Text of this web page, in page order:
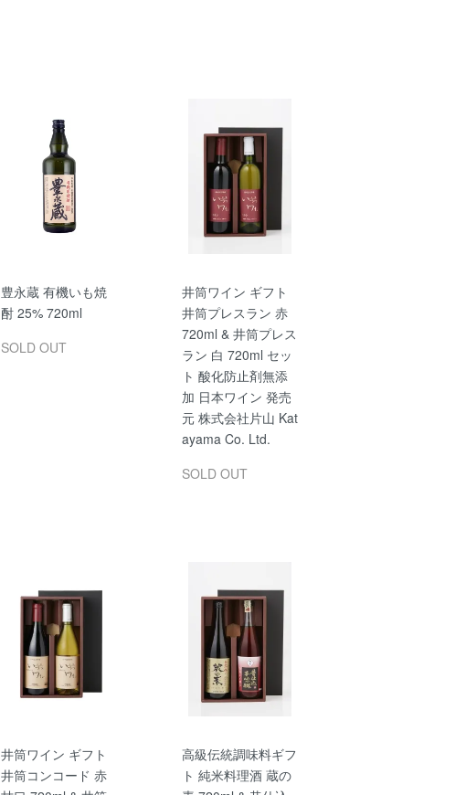
豊永蔵 有機いも焼
酎 25% 720ml
SOLD OUT
井筒ワイン ギフト
井筒プレスラン 赤
720ml & 井筒プレス
ラン 白 720ml セッ
ト 酸化防止剤無添
加 日本ワイン 発売
元 株式会社片山 Kat
ayama Co. Ltd.
SOLD OUT
井筒ワイン ギフト
井筒コンコード 赤
高級伝統調味料ギフ
ト 純米料理酒 蔵の